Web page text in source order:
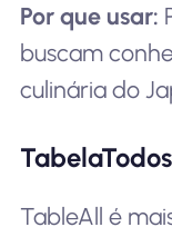
Por que usar:
buscam
culinária do
TabelaTodos
TableAll é